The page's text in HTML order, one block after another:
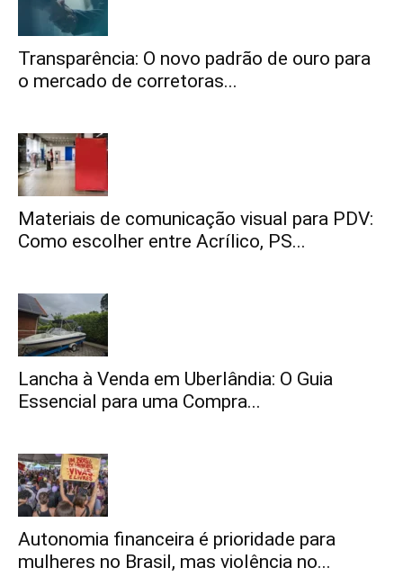
Transparência: O novo padrão de ouro para
o mercado de corretoras...
Materiais de comunicação visual para PDV:
Como escolher entre Acrílico, PS...
Lancha à Venda em Uberlândia: O Guia
Essencial para uma Compra...
Autonomia financeira é prioridade para
mulheres no Brasil, mas violência no...